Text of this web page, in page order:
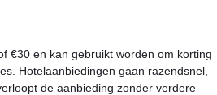
€30 en kan gebruikt worden om korting
Hotelaanbiedingen gaan razendsnel,
de aanbieding zonder verdere